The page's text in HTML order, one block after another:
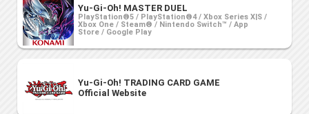
Yu-Gi-Oh! MASTER DUEL
PlayStation®5 / PlayStation®4 / Xbox Series X|S /
Xbox One / Steam® / Nintendo Switch™ / App
Store / Google Play
Yu-Gi-Oh! TRADING CARD GAME
Official Website